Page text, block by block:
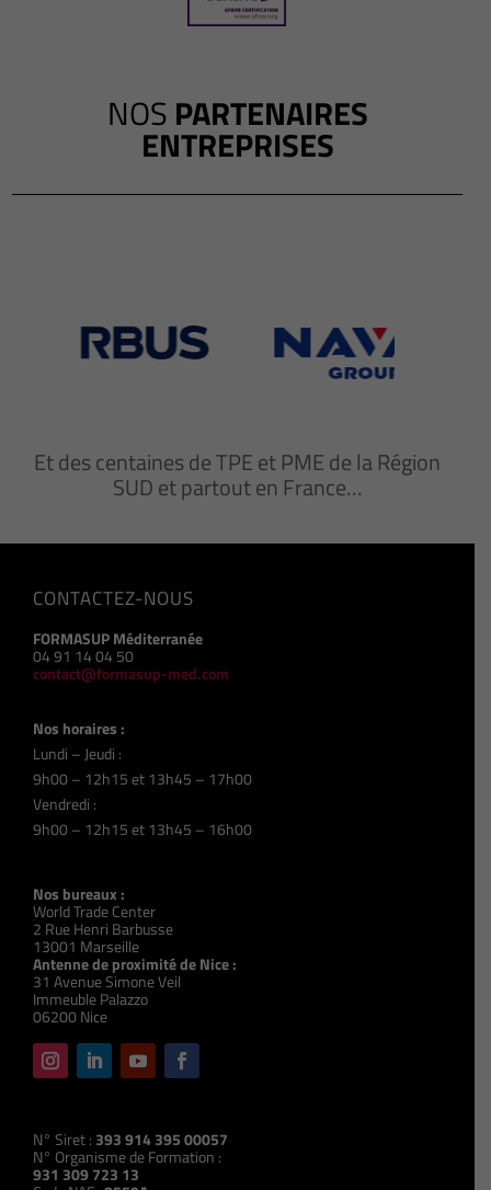
NOS PARTENAIRES
ENTREPRISES
Et des centaines de TPE et PME de la Région
SUD et partout en France…
CONTACTEZ-NOUS
FORMASUP Méditerranée
04 91 14 04 50
contact@formasup-med.com
Nos horaires :
Lundi – Jeudi :
9h00 – 12h15 et 13h45 – 17h00
Vendredi :
9h00 – 12h15 et 13h45 – 16h00
Nos bureaux :
World Trade Center
2 Rue Henri Barbusse
13001 Marseille
Antenne de proximité de Nice :
31 Avenue Simone Veil
Immeuble Palazzo
06200 Nice
N° Siret : 393 914 395 00057
N° Organisme de Formation :
931 309 723 13